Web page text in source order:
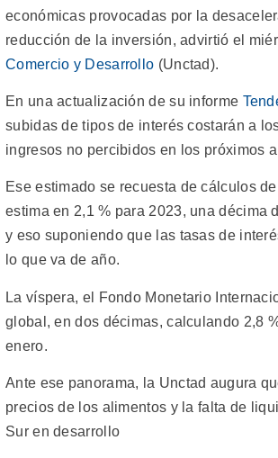
económicas provocadas por la
reducción de la inversión, advirtió el
Comercio y Desarrollo (Unctad).
En una actualización de su informe
subidas de tipos de interés costarán a
ingresos no percibidos en los próximos
Ese estimado se recuesta de cálculos
estima en 2,1 % para 2023, una décima
y eso suponiendo que las tasas de
lo que va de año.
La víspera, el Fondo Monetario
global, en dos décimas, calculando 2,8
enero.
Ante ese panorama, la Unctad augura
precios de los alimentos y la falta de
Sur en desarrollo